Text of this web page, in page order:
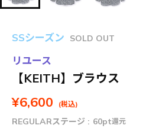
SSシーズン SOLD OUT
リユース
【KEITH】ブラウス
¥6,600 (税込)
REGULARステージ : 60pt還元